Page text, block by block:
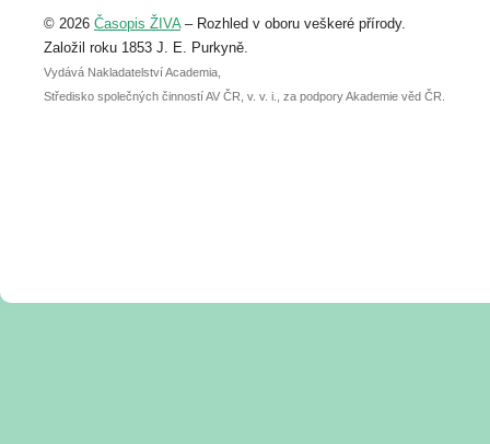
abstraktu přihlášené přednášky nebo
posteru je už 30. června.
© 2026 Časopis ŽIVA– Rozhled v oboru veškeré přírody.
Založil roku 1853 J. E. Purkyně.
Vydává Nakladatelství Academia,
Středisko společných činností AV ČR, v. v. i., za podpory Akademie věd ČR.